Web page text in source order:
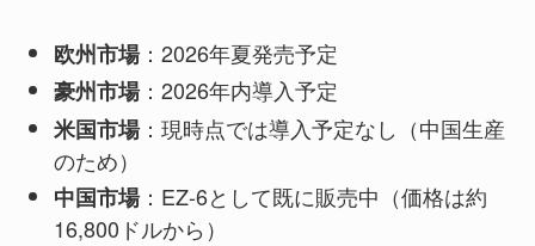
欧州市場：2026年夏発売予定
豪州市場：2026年内導入予定
米国市場：現時点では導入予定なし（中国生産
のため）
中国市場：EZ-6として既に販売中（価格は約
16,800ドルから）